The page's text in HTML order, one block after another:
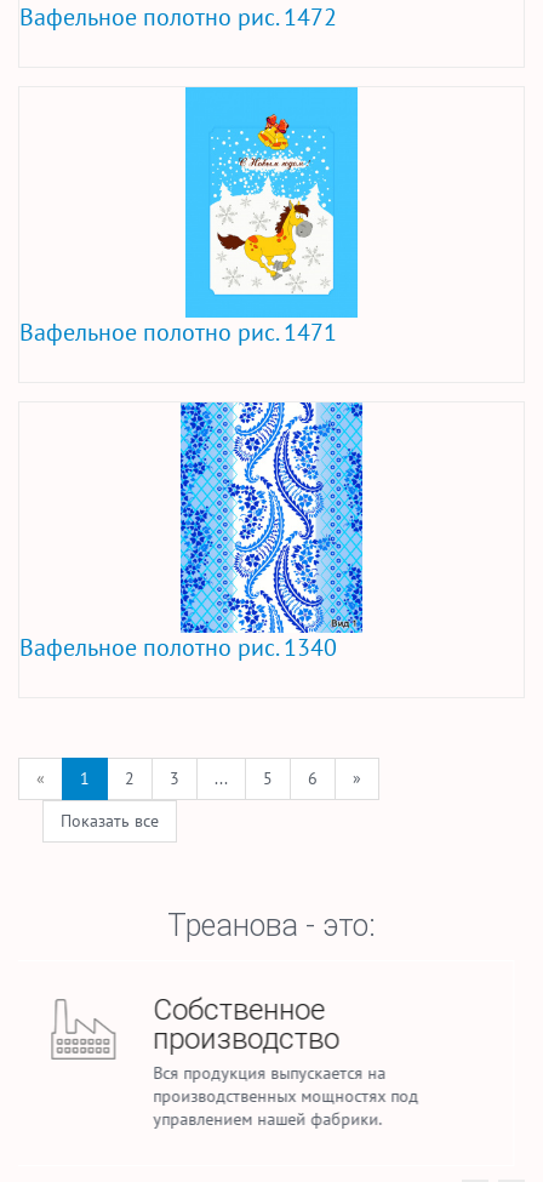
Вафельное полотно рис. 1472
Вафельное полотно рис. 1471
Вафельное полотно рис. 1340
« 1 2 3 ... 5 6
»
Показать все
Треанова - это:
Стабильные объемы
производства
Ежемесячно мы производим до 2,5 млн.
погонных метров тканей для домашнего
текстиля и спецодежды.